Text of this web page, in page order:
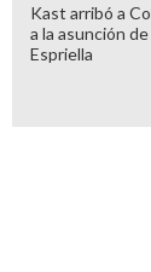
Kast arribó a
a la asunción
Espriella